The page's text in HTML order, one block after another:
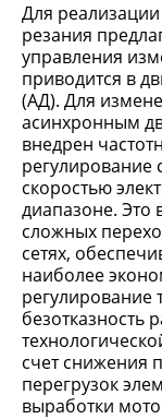
Для
резания
управления
приводится в
(АД). Для
асинхронным
внедрен
регулирование
скоростью
диапазоне. Это
сложных
сетях,
наиболее
регулирование
безотказность
счет снижения
перегрузок
выработки